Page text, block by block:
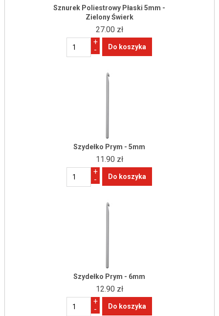
Sznurek Poliestrowy Płaski 5mm -
Zielony Świerk
27.00 zł
+
-
Szydełko Prym - 5mm
11.90 zł
+
-
Szydełko Prym - 6mm
12.90 zł
+
-